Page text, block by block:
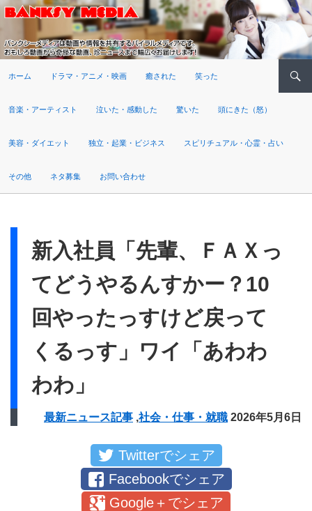
ホーム ドラマ・アニメ・映画 癒された 笑った
音楽・アーティスト 泣いた・感動した 驚いた 頭にきた（怒）
美容・ダイエット 独立・起業・ビジネス スピリチュアル・心霊・占い
その他 ネタ募集 お問い合わせ
新入社員「先輩、ＦＡＸっ
てどうやるんすかー？10
回やったっすけど戻って
くるっす」ワイ「あわわ
わわ」
最新ニュース記事 ,社会・仕事・就職 2026年5月6日
Twitterでシェア
Facebookでシェア
Google＋でシェア